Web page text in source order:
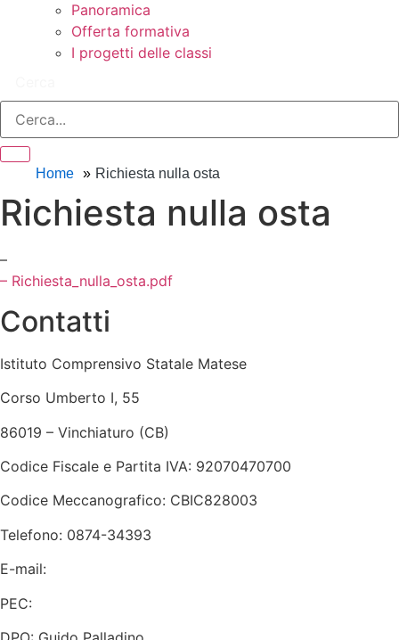
Panoramica
Offerta formativa
I progetti delle classi
Home Richiesta nulla osta
Richiesta nulla osta
–
– Richiesta_nulla_osta.pdf
Contatti
Istituto Comprensivo Statale Matese
Corso Umberto I, 55
86019 – Vinchiaturo (CB)
Codice Fiscale e Partita IVA: 92070470700
Codice Meccanografico: CBIC828003
Telefono: 0874-34393
E-mail:
PEC: